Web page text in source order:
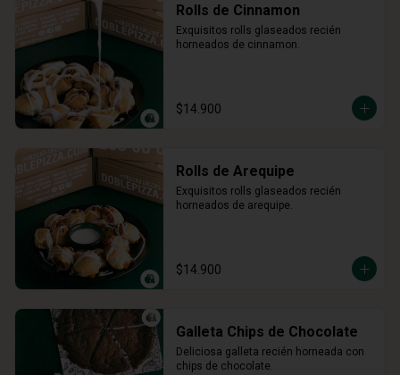
Rolls de Cinnamon
Exquisitos rolls glaseados recién
horneados de cinnamon.
$14.900
Rolls de Arequipe
Exquisitos rolls glaseados recién
horneados de arequipe.
$14.900
Galleta Chips de Chocolate
Deliciosa galleta recién horneada con
chips de chocolate.